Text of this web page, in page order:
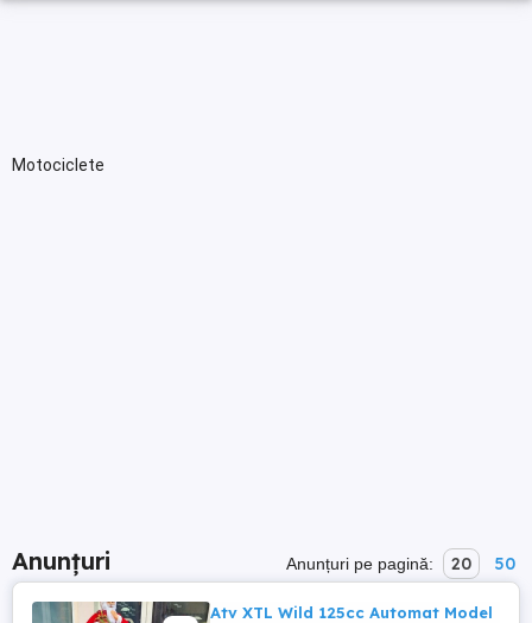
Motociclete
Anunțuri Anunțuri pe pagină: 20 50
Atv XTL Wild 125cc Automat Model